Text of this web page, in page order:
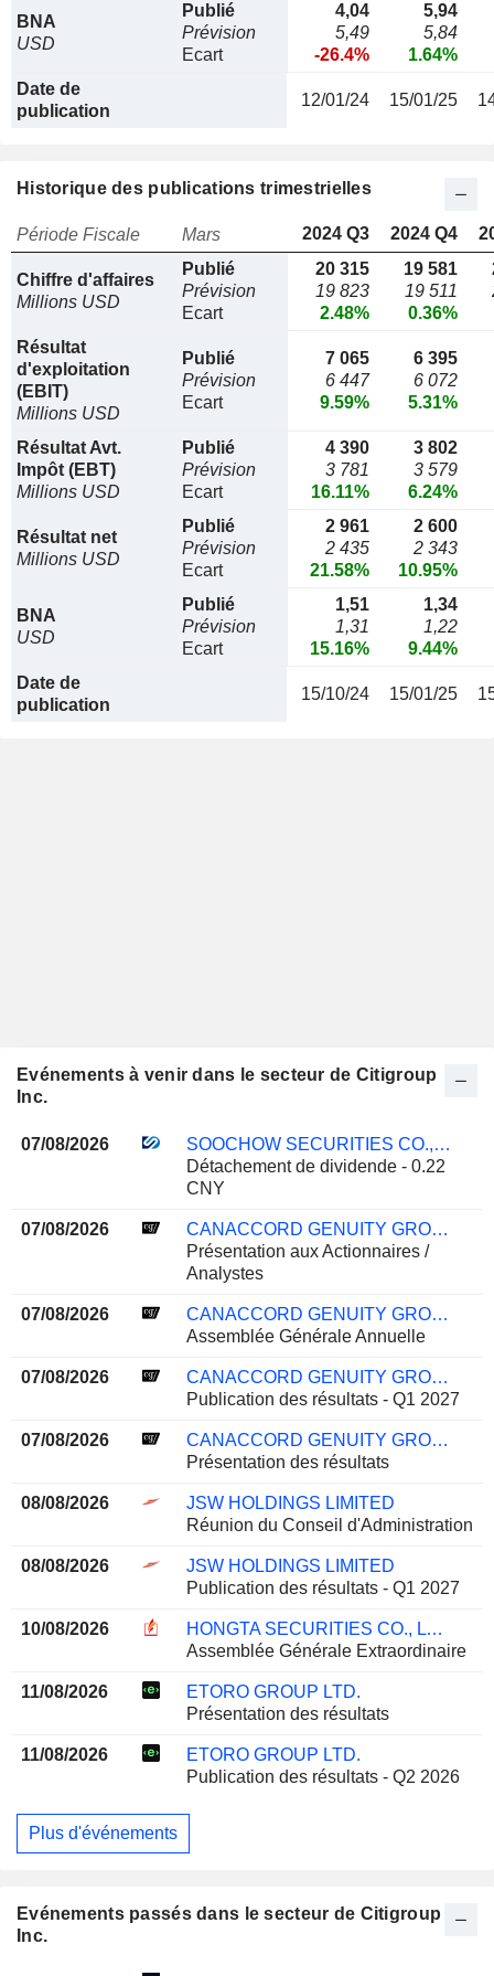
BNA
USD
Publié
Prévision
Ecart
4,04
5,49
-26.4%
5,94
5,84
1.64%
Date de
publication
12/01/24 15/01/25
Historique des publications trimestrielles
Période Fiscale Mars 2024 Q3 2024 Q4
Chiffre d'affaires
Millions USD
Publié
Prévision
Ecart
20 315
19 823
2.48%
19 581
19 511
0.36%
Résultat
d'exploitation
(EBIT)
Millions USD
Publié
Prévision
Ecart
7 065
6 447
9.59%
6 395
6 072
5.31%
Résultat Avt.
Impôt (EBT)
Millions USD
Publié
Prévision
Ecart
4 390
3 781
16.11%
3 802
3 579
6.24%
Résultat net
Millions USD
Publié
Prévision
Ecart
2 961
2 435
21.58%
2 600
2 343
10.95%
BNA
USD
Publié
Prévision
Ecart
1,51
1,31
15.16%
1,34
1,22
9.44%
Date de
publication
15/10/24 15/01/25
Evénements à venir dans le secteur de Citigroup
Inc.
07/08/2026
SOOCHOW SECURITIES CO., LTD.
Détachement de dividende - 0.22
CNY
07/08/2026
CANACCORD GENUITY GROUP INC.
Présentation aux Actionnaires /
Analystes
07/08/2026
CANACCORD GENUITY GROUP INC.
Assemblée Générale Annuelle
07/08/2026
CANACCORD GENUITY GROUP INC.
Publication des résultats - Q1 2027
07/08/2026
CANACCORD GENUITY GROUP INC.
Présentation des résultats
08/08/2026
JSW HOLDINGS LIMITED
Réunion du Conseil d'Administration
08/08/2026
JSW HOLDINGS LIMITED
Publication des résultats - Q1 2027
10/08/2026
HONGTA SECURITIES CO., LTD.
Assemblée Générale Extraordinaire
11/08/2026
ETORO GROUP LTD.
Présentation des résultats
11/08/2026
ETORO GROUP LTD.
Publication des résultats - Q2 2026
Plus d'événements
Evénements passés dans le secteur de Citigroup
Inc.